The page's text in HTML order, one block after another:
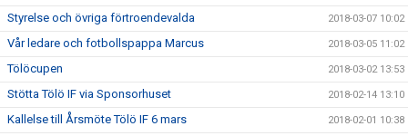
Styrelse och övriga förtroendevalda 2018-03-07 10:02
Vår ledare och fotbollspappa Marcus 2018-03-05 11:02
Tölöcupen 2018-03-02 13:53
Stötta Tölö IF via Sponsorhuset 2018-02-14 13:10
Kallelse till Årsmöte Tölö IF 6 mars 2018-02-01 10:38